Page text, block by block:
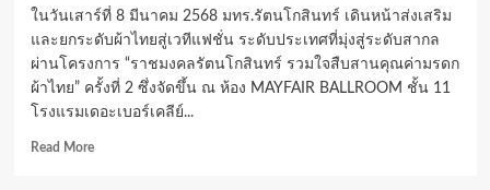
ในวันเสาร์ที่ 8 มีนาคม 2568 มทร.รัตนโกสินทร์ เดินหน้าส่งเสริม
และยกระดับผ้าไทยสู่เวทีแฟชั่น ระดับประเทศที่มุ่งสู่ระดับสากล
ผ่านโครงการ “ราชมงคลรัตนโกสินทร์ รวมใจสืบสานคุณค่ามรดก
ผ้าไทย” ครั้งที่ 2 ซึ่งจัดขึ้น ณ ห้อง MAYFAIR BALLROOM ชั้น 11
โรงแรมเดอะเบอร์เคลีย์...
Read MoreRead